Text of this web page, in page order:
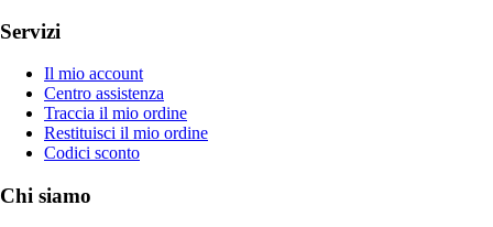
Servizi
Il mio account
Centro assistenza
Traccia il mio ordine
Restituisci il mio ordine
Codici sconto
Chi siamo